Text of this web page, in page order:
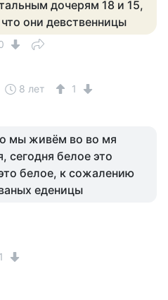
дочерям 18 и 15,
они девственницы
8 лет 1
мы живём во во мя
сегодня белое это
белое, к сожалению
еденицы
1